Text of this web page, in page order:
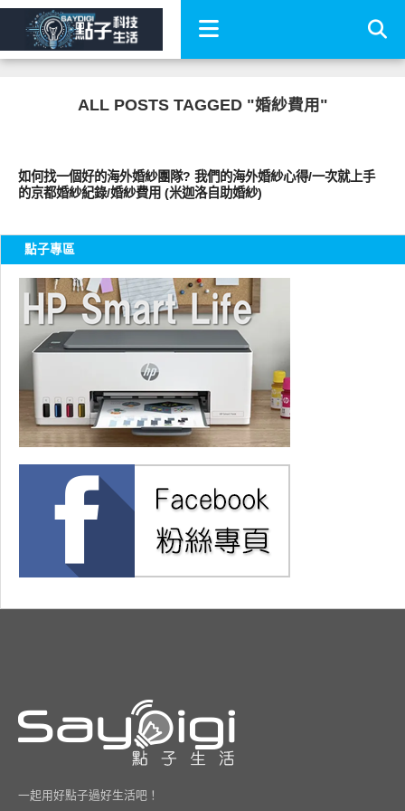
ALL POSTS TAGGED "婚紗費用"
如何找一個好的海外婚紗團隊? 我們的海外婚紗心得/一次就上手
的京都婚紗紀錄/婚紗費用 (米迦洛自助婚紗)
點子專區
一起用好點子過好生活吧！